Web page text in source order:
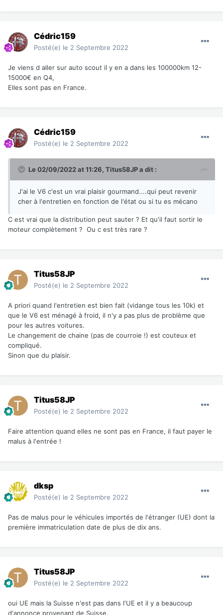
Cédric159
Posté(e) le 2 Septembre 2022
Je viens d aller sur auto scout il y en a dans les 100000km 12-
15000€ en Q4,
Elles sont pas en France.
Cédric159
Posté(e) le 2 Septembre 2022
Le 02/09/2022 at 11:26, Titus58JPa dit :
J'ai le V6 c'est un vrai plaisir gourmand....qui peut revenir
cher à l'entretien en fonction de l'état ou si tu es mécano
C est vrai que la distribution peut sauter ? Et qu'il faut sortir le
moteur complètement ? Ou c est très rare ?
Titus58JP
Posté(e) le 2 Septembre 2022
A priori quand l'entretien est bien fait (vidange tous les 10k) et
que le V6 est ménagé à froid, il n'y a pas plus de problème que
pour les autres voitures.
Le changement de chaine (pas de courroie !) est couteux et
compliqué.
Sinon que du plaisir.
Titus58JP
Posté(e) le 2 Septembre 2022
Faire attention quand elles ne sont pas en France, il faut payer le
malus à l'entrée !
dksp
Posté(e) le 2 Septembre 2022
Pas de malus pour le véhicules importés de l'étranger (UE) dont la
première immatriculation date de plus de dix ans.
Titus58JP
Posté(e) le 2 Septembre 2022
oui UE mais la Suisse n'est pas dans l'UE et il y a beaucoup
d'annonce provenant de Suisse.